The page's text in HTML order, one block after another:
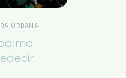
URBANA